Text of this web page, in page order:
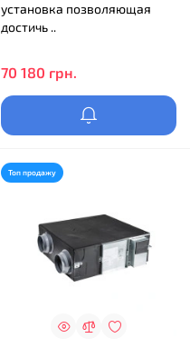
установка позволяющая
достичь ..
70 180 грн.
Топ продажу